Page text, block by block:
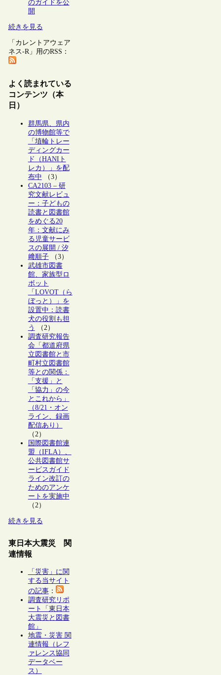
のガイドを公
開
続きを見る
「カレントアウェア
ネス-R」用のRSS：
よく読まれている
コンテンツ（本
日）
群馬県、県内
の博物館等で
「埴輪トレー
ディングカー
ド（HANIト
レカ）」を配
布中 （3）
CA2103 – 研
究文献レビュ
ー：子どもの
読書と図書館
をめぐる20
年：文献にみ
る児童サービ
スの展開 / 汐
﨑順子（3）
武雄市図書
館、家族型ロ
ボット
「LOVOT（ら
ぼっと）」を
設置中：読書
犬の役割も担
う
（2）
調査研究報告
会「都道府県
立図書館と市
町村立図書館
等との関係：
「支援」と
「協力」の今
とこれから」
（8/21・オン
ライン、録画
配信あり）
（2）
国際図書館連
盟（IFLA）、
公共図書館サ
ービスガイド
ライン改訂の
ためのアンケ
ートを実施中
（2）
続きを見る
東日本大震災 関
連情報
「災害」に関
する当サイト
の記事：
調査研究リポ
ート「東日本
大震災と図書
館」
地震・災害 関
連情報（レフ
ァレンス協同
データベー
ス）